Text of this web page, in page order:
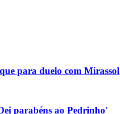
para duelo com Mirassol
parabéns ao Pedrinho'